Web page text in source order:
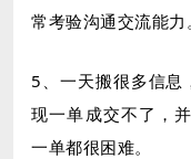
常考验沟通交流能力
5、一天搬很多信息
现一单成交不了，
一单都很困难。